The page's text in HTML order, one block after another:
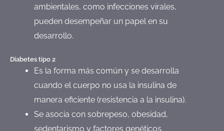
ambientales, como infecciones virales,
pueden desempeñar un papel en su
desarrollo.
Diabetes tipo 2
Es la forma más común y se desarrolla
cuando el cuerpo no usa la insulina de
manera eficiente (resistencia a la insulina).
Se asocia con sobrepeso, obesidad,
sedentarismo y factores genéticos.